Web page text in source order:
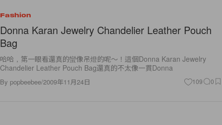
Fashion
Donna Karan Jewelry Chandelier Leather Pouch
Bag
哈哈，第一眼看還真的蠻像吊燈的呢～！這個Donna Karan Jewelry
Chandelier Leather Pouch Bag還真的不太像一貫Donna
By popbeebee/2009年11月24日 109 0